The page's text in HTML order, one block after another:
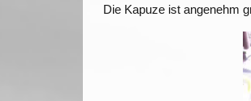
Die Kapuze ist angenehm